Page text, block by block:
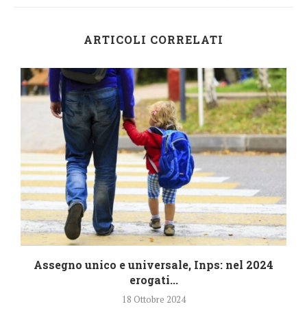
ARTICOLI CORRELATI
Assegno unico e universale, Inps: nel 2024
erogati...
18 Ottobre 2024